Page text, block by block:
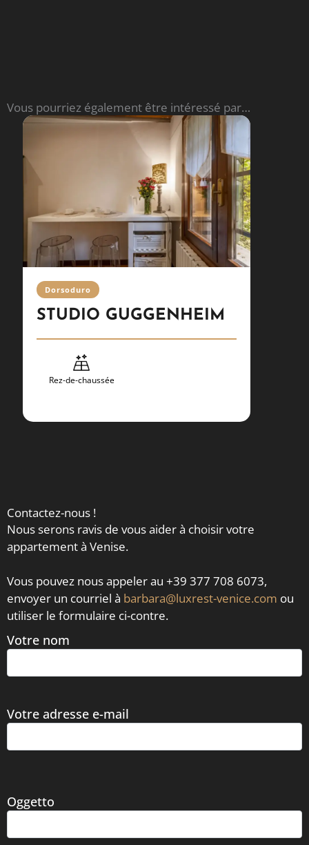
Vous pourriez également être intéressé par…
Dorsoduro
STUDIO GUGGENHEIM
Rez-de-chaussée
Contactez-nous !
Nous serons ravis de vous aider à choisir votre
appartement à Venise.
Vous pouvez nous appeler au +39 377 708 6073,
envoyer un courriel à barbara@luxrest-venice.com ou
utiliser le formulaire ci-contre.
Votre nom
Votre adresse e-mail
Oggetto